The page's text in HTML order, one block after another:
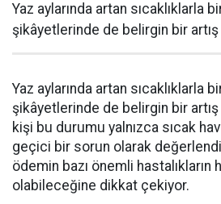
Yaz aylarında artan sıcaklıklarla
şikâyetlerinde de belirgin bir artış
Yaz aylarında artan sıcaklıklarla
şikâyetlerinde de belirgin bir artış
kişi bu durumu yalnızca sıcak
geçici bir sorun olarak
ödemin bazı önemli hastalıkların
olabileceğine dikkat çekiyor.